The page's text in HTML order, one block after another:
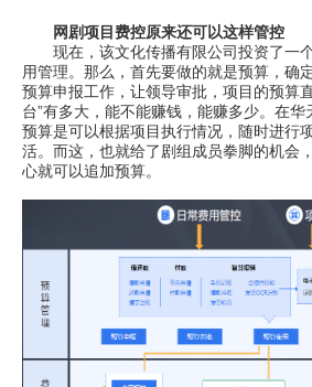
网剧项目费控原来还可以这样管控
现在，该文化传播有限公司投资了一
用管理。那么，首先要做的就是预算，确
预算申报工作，让领导审批，项目的预算
台”有多大，能不能赚钱，能赚多少。在华
预算是可以根据项目执行情况，随时进行
活。而这，也就给了剧组成员拳脚的机会
心就可以追加预算。